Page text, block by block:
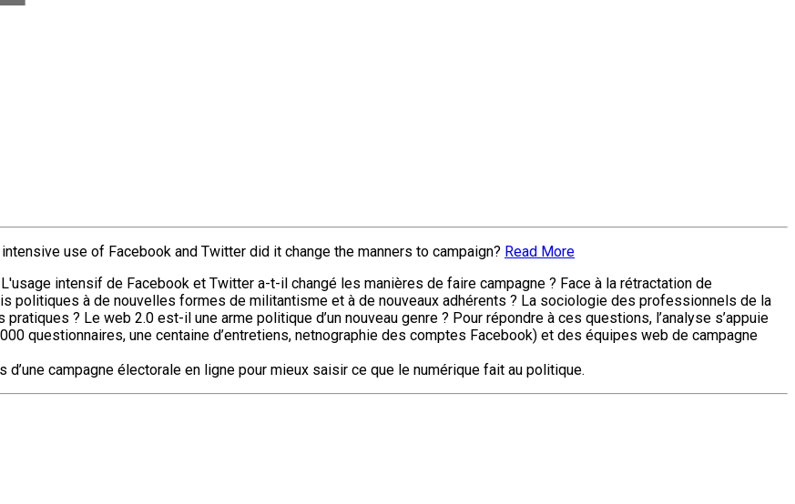
use of Facebook and Twitter did it change the manners to campaign? Read More
intensif de Facebook et Twitter a-t-il changé les manières de faire campagne ? Face à la rétractation de
politiques à de nouvelles formes de militantisme et à de nouveaux adhérents ? La sociologie des professionnels de la
? Le web 2.0 est-il une arme politique d’un nouveau genre ? Pour répondre à ces questions, l’analyse s’appuie
questionnaires, une centaine d’entretiens, netnographie des comptes Facebook) et des équipes web de campagne
campagne électorale en ligne pour mieux saisir ce que le numérique fait au politique.